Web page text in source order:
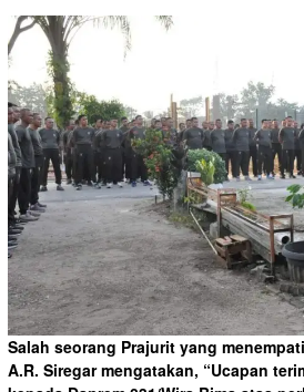
Salah seorang Prajurit yang
A.R. Siregar mengatakan, “Ucapan